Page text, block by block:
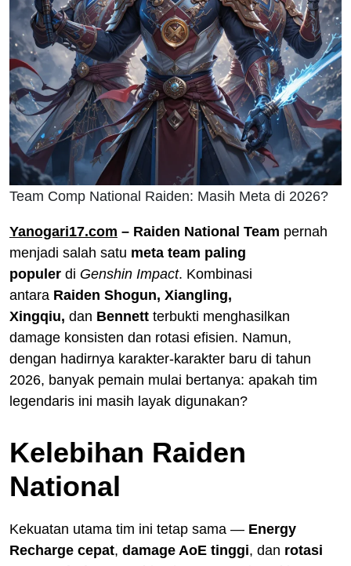
Team Comp National Raiden: Masih Meta di 2026?
Yanogari17.com – Raiden National Team pernah
menjadi salah satu meta team paling
populer di Genshin Impact. Kombinasi
antara Raiden Shogun, Xiangling,
Xingqiu, dan Bennett terbukti menghasilkan
damage konsisten dan rotasi efisien. Namun,
dengan hadirnya karakter-karakter baru di tahun
2026, banyak pemain mulai bertanya: apakah tim
legendaris ini masih layak digunakan?
Kelebihan Raiden
National
Kekuatan utama tim ini tetap sama — Energy
Recharge cepat, damage AoE tinggi, dan rotasi